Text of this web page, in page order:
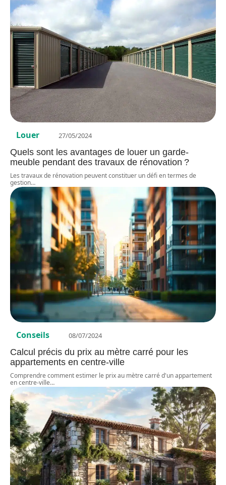
Louer 27/05/2024
Quels sont les avantages de louer un garde-
meuble pendant des travaux de rénovation ?
Les travaux de rénovation peuvent constituer un défi en termes de
gestion…
Conseils 08/07/2024
Calcul précis du prix au mètre carré pour les
appartements en centre-ville
Comprendre comment estimer le prix au mètre carré d'un appartement
en centre-ville…